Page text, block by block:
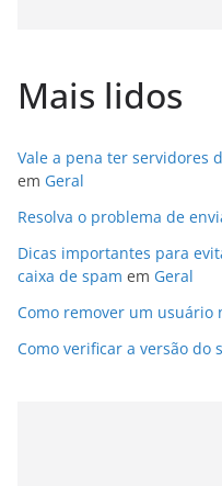
Mais lidos
Vale a pena ter servidores
em Geral
Resolva o problema de
Dicas importantes para
caixa de spam em Geral
Como remover um usuário
Como verificar a versão do